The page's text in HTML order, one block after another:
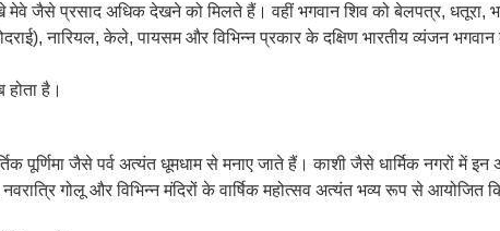
जैसे प्रसाद अधिक देखने को मिलते हैं। वहीं भगवान शिव को बेलपत्र, धतूरा,
नारियल, केले, पायसम और विभिन्न प्रकार के दक्षिण भारतीय व्यंजन
होता है।
पूर्णिमा जैसे पर्व अत्यंत धूमधाम से मनाए जाते हैं। काशी जैसे धार्मिक नगरों में
गोलू और विभिन्न मंदिरों के वार्षिक महोत्सव अत्यंत भव्य रूप से आयोजित